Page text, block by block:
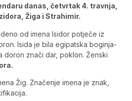
danas, četvrtak 4. travnja,
Žiga i Strahimir.
od imena Isidor potječe iz
Isida je bila egipatska boginja-
doron znači dar, poklon. Ženski
Žig. Značenje imena je znak,